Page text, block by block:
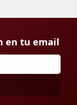
en tu email